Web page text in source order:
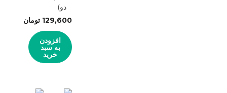
دو)
129,600 تومان
افزودن
به سبد
خرید